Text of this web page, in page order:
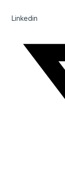
Linkedin